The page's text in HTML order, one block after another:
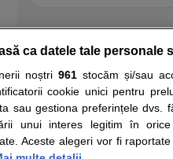
Resurse: Autoevaluare
Opiniile avizate ale
nici diagnosticul stabilit in
ii punem la dispozitie pentru
ca datele tale personale
noștri 961stocăm și/sau
cookie unici pentru
sau gestiona preferințele dvs.
unui interes legitim în
Aceste alegeri vor fi